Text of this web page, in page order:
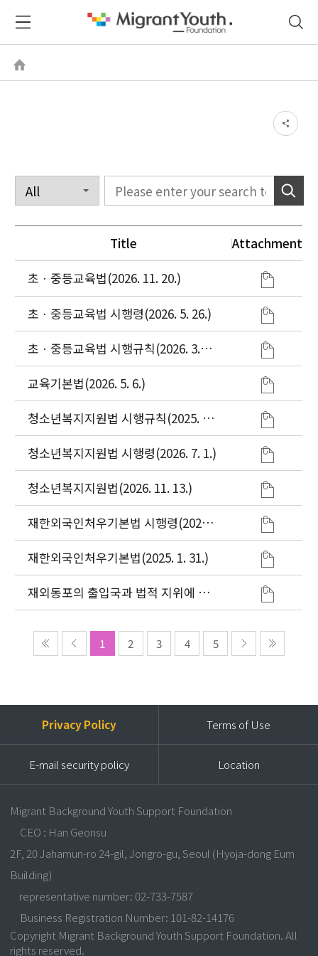
Title
Attachment
초ㆍ중등교육법(2026. 11. 20.)
초ㆍ중등교육법 시행령(2026. 5. 26.)
초ㆍ중등교육법 시행규칙(2026. 3.
11.)
교육기본법(2026. 5. 6.)
청소년복지지원법 시행규칙(2025. 10.
1.)
청소년복지지원법 시행령(2026. 7. 1.)
청소년복지지원법(2026. 11. 13.)
재한외국인처우기본법 시행령(2026.
1. 2.)
재한외국인처우기본법(2025. 1. 31.)
재외동포의 출입국과 법적 지위에 관
한 법률(2025. 7. 22.)
1 2 3 4 5
Privacy Policy Terms of Use
E-mail security policy Location
Migrant Background Youth Support Foundation
CEO : Han Geonsu
2F, 20 Jahamun-ro 24-gil, Jongro-gu, Seoul (Hyoja-dong Eum
Building)
representative number: 02-733-7587
Business Registration Number: 101-82-14176
Copyright Migrant Background Youth Support Foundation. All
rights reserved.